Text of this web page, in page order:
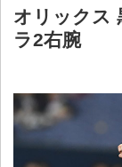
オリックス
ラ2右腕